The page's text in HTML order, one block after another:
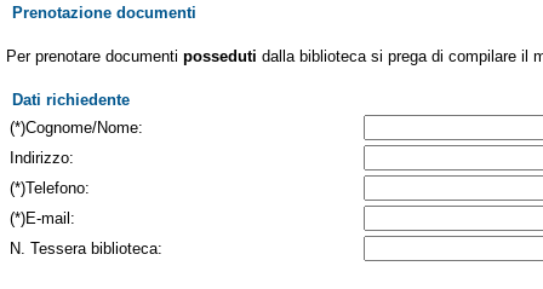
Prenotazione documenti
Per prenotare documenti posseduti dalla biblioteca si prega di compilare il
Dati richiedente
(*)Cognome/Nome:
Indirizzo:
(*)Telefono:
(*)E-mail:
N. Tessera biblioteca: